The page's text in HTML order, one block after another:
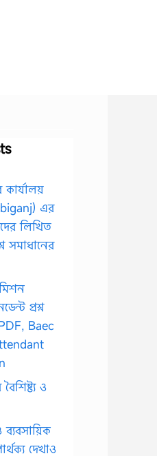
কার্যালয়
এর
লিখিত
সমাধানের
প্রশ্ন
Baec
ও
দেখাও